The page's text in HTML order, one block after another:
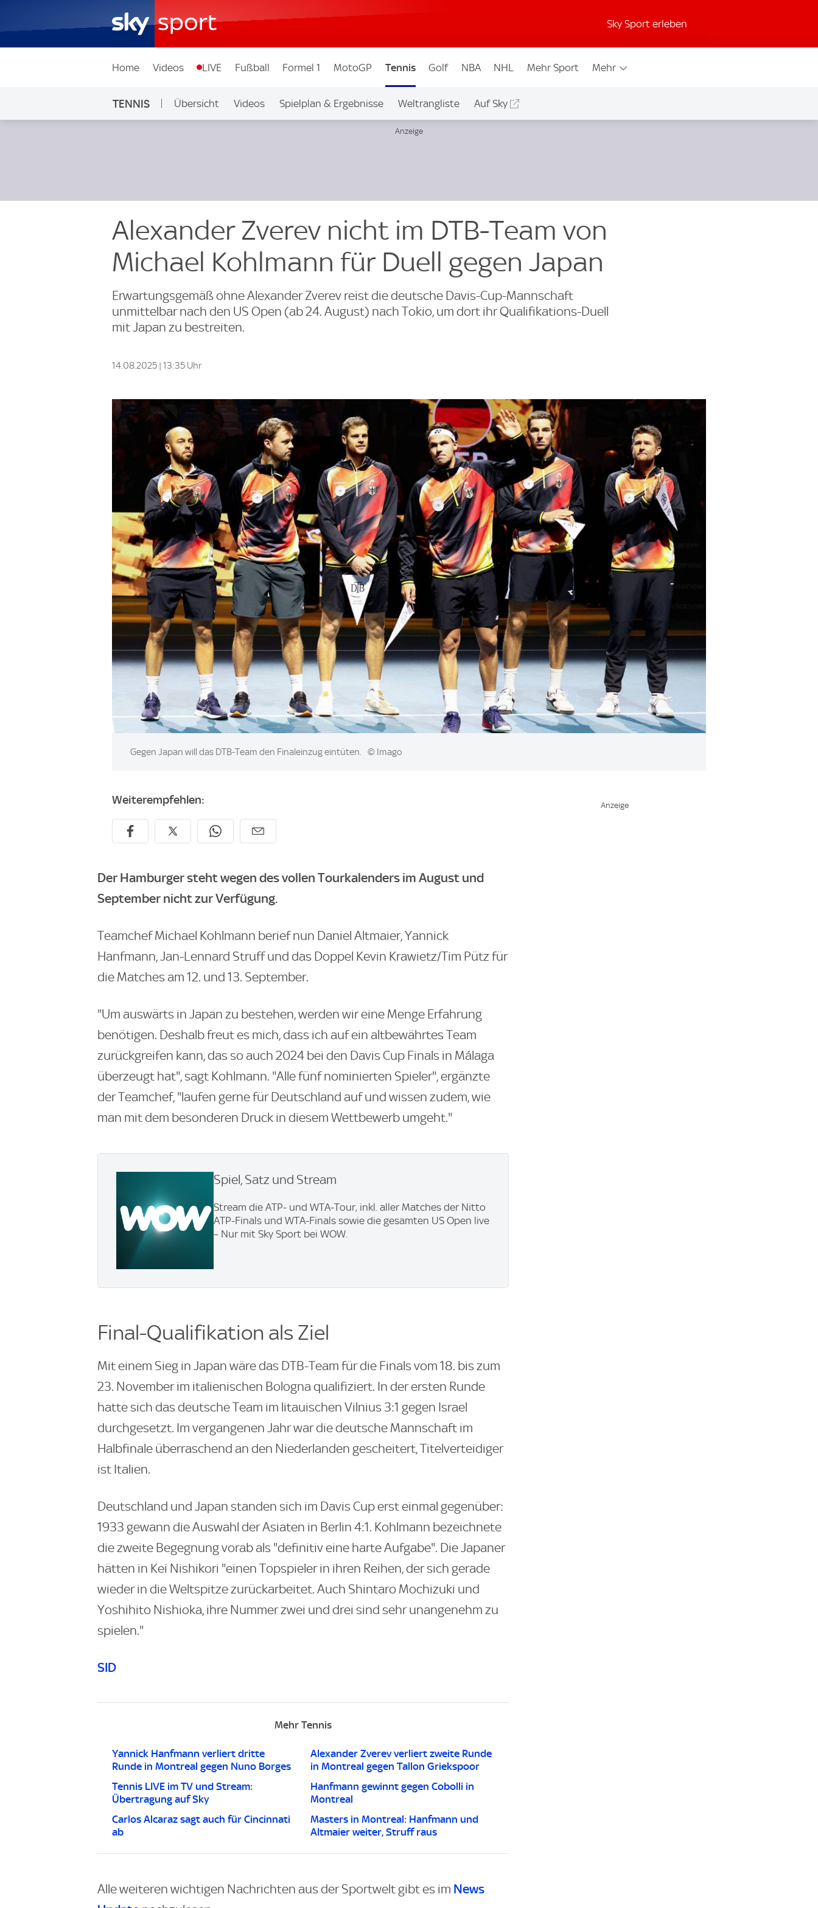
Sky Sport erleben
Home Videos LIVE Fußball Formel 1 MotoGP Tennis Golf NBA NHL Mehr Sport Mehr
TENNIS Übersicht Videos Spielplan & Ergebnisse Weltrangliste Auf Sky
Alexander Zverev nicht im DTB-Team von
Michael Kohlmann für Duell gegen Japan
Erwartungsgemäß ohne Alexander Zverev reist die deutsche Davis-Cup-Mannschaft
unmittelbar nach den US Open (ab 24. August) nach Tokio, um dort ihr Qualifikations-Duell
mit Japan zu bestreiten.
14.08.2025 | 13:35 Uhr
Image:
Gegen Japan will das DTB-Team den Finaleinzug eintüten. © Imago
Weiterempfehlen:
Der Hamburger steht wegen des vollen Tourkalenders im August und
September nicht zur Verfügung.
Teamchef Michael Kohlmann berief nun Daniel Altmaier, Yannick
Hanfmann, Jan-Lennard Struff und das Doppel Kevin Krawietz/Tim Pütz für
die Matches am 12. und 13. September.
"Um auswärts in Japan zu bestehen, werden wir eine Menge Erfahrung
benötigen. Deshalb freut es mich, dass ich auf ein altbewährtes Team
zurückgreifen kann, das so auch 2024 bei den Davis Cup Finals in Málaga
überzeugt hat", sagt Kohlmann. "Alle fünf nominierten Spieler", ergänzte
der Teamchef, "laufen gerne für Deutschland auf und wissen zudem, wie
man mit dem besonderen Druck in diesem Wettbewerb umgeht."
Spiel, Satz und Stream
Stream die ATP- und WTA-Tour, inkl. aller Matches der Nitto
ATP-Finals und WTA-Finals sowie die gesamten US Open live
– Nur mit Sky Sport bei WOW.
Final-Qualifikation als Ziel
Mit einem Sieg in Japan wäre das DTB-Team für die Finals vom 18. bis zum
23. November im italienischen Bologna qualifiziert. In der ersten Runde
hatte sich das deutsche Team im litauischen Vilnius 3:1 gegen Israel
durchgesetzt. Im vergangenen Jahr war die deutsche Mannschaft im
Halbfinale überraschend an den Niederlanden gescheitert, Titelverteidiger
ist Italien.
Deutschland und Japan standen sich im Davis Cup erst einmal gegenüber:
1933 gewann die Auswahl der Asiaten in Berlin 4:1. Kohlmann bezeichnete
die zweite Begegnung vorab als "definitiv eine harte Aufgabe". Die Japaner
hätten in Kei Nishikori "einen Topspieler in ihren Reihen, der sich gerade
wieder in die Weltspitze zurückarbeitet. Auch Shintaro Mochizuki und
Yoshihito Nishioka, ihre Nummer zwei und drei sind sehr unangenehm zu
spielen."
SID
Mehr Tennis
Yannick Hanfmann verliert dritte
Runde in Montreal gegen Nuno Borges
Alexander Zverev verliert zweite Runde
in Montreal gegen Tallon Griekspoor
Tennis LIVE im TV und Stream:
Übertragung auf Sky
Hanfmann gewinnt gegen Cobolli in
Montreal
Carlos Alcaraz sagt auch für Cincinnati
ab
Masters in Montreal: Hanfmann und
Altmaier weiter, Struff raus
Alle weiteren wichtigen Nachrichten aus der Sportwelt gibt es im News